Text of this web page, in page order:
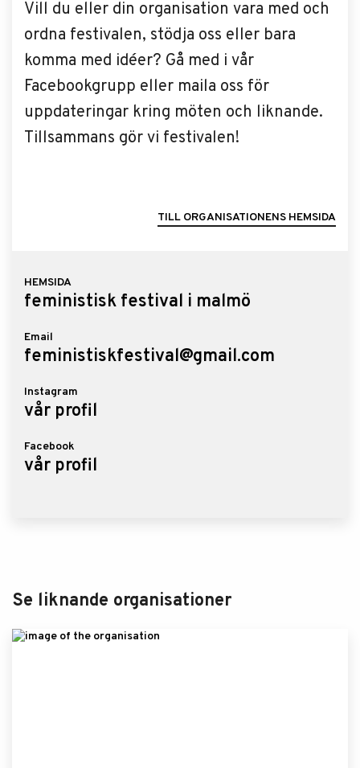
HEMSIDA
feministisk festival i malmö
Email
feministiskfestival@gmail.com
Instagram
vår profil
Facebook
vår profil
Vill du eller din organisation vara med och
ordna festivalen, stödja oss eller bara
komma med idéer? Gå med i vår
Facebookgrupp eller maila oss för
uppdateringar kring möten och liknande.
Tillsammans gör vi festivalen!
TILL ORGANISATIONENS HEMSIDA
Se liknande organisationer